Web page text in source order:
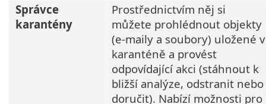
Správce
karantény
Prostřednictvím něj si
můžete prohlédnout objekty
(e-maily a soubory) uložené v
karanténě a provést
odpovídající akci (stáhnout k
bližší analýze, odstranit nebo
doručit). Nabízí možnosti pro